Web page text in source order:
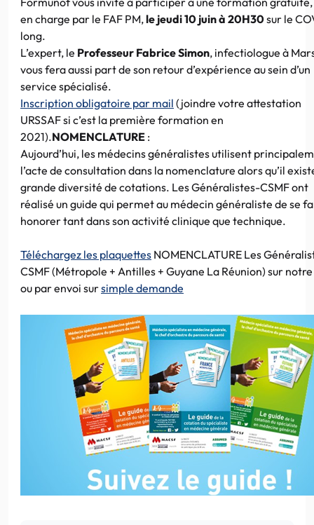
en charge par le FAF PM,le jeudi 10 juin à 20H30sur le
long.
L’expert, le Professeur Fabrice Simon, infectiologue à
vous fera aussi part de son retour d’expérience au sein d’un
service spécialisé.
Inscription obligatoire par mail (joindre votre attestation
URSSAF si c’est la première formation en
2021).NOMENCLATURE :
Aujourd’hui, les médecins généralistes utilisent
l’acte de consultation dans la nomenclature alors qu’il
grande diversité de cotations. Les Généralistes-CSMF ont
réalisé un guide qui permet au médecin généraliste de se
honorer tant dans son activité clinique que technique.
Téléchargez les plaquettes NOMENCLATURE Les
CSMF (Métropole + Antilles + Guyane La Réunion) sur
ou par envoi sursimple demande